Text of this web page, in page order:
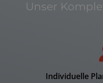
Unser
Individuelle